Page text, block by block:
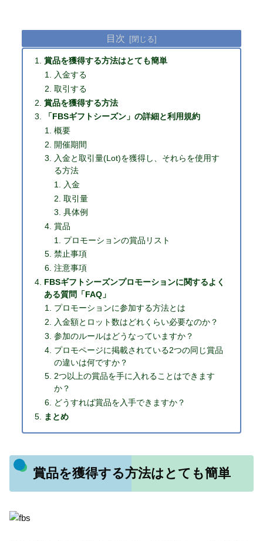
目次
賞品を獲得する方法はとても簡単
入金する
取引する
賞品を獲得する方法
「FBSギフトシーズン」の詳細と利用規約
概要
開催期間
入金と取引量(Lot)を獲得し、それらを使用す
る方法
入金
取引量
具体例
賞品
プロモーションの賞品リスト
禁止事項
注意事項
FBSギフトシーズンプロモーションに関するよく
ある質問「FAQ」
プロモーションに参加する方法とは
入金額とロット数はどれくらい必要なのか？
参加のルールはどうなっていますか？
プロモページに掲載されている2つの同じ賞品
の違いは何ですか？
2つ以上の賞品を手に入れることはできます
か？
どうすれば賞品を入手できますか？
まとめ
賞品を獲得する方法はとても簡単